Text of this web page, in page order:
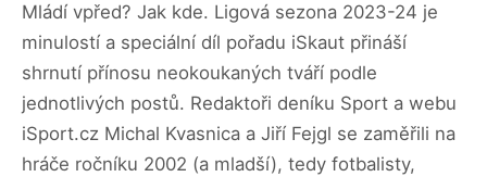
Mládí vpřed? Jak kde. Ligová sezona 2023-24 je
minulostí a speciální díl pořadu iSkaut přináší
shrnutí přínosu neokoukaných tváří podle
jednotlivých postů. Redaktoři deníku Sport a webu
iSport.cz Michal Kvasnica a Jiří Fejgl se zaměřili na
hráče ročníku 2002 (a mladší), tedy fotbalisty,